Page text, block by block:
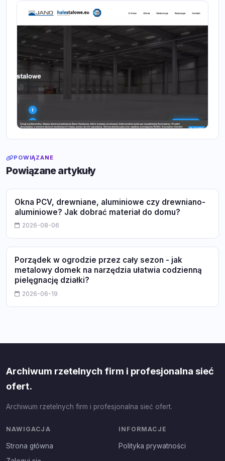
POWIĄZANE
Powiązane artykuły
Okna PCV, drewniane, aluminiowe czy drewniano-
aluminiowe? Jak dobrać materiał do domu?
2026-08-06
Porządek w ogrodzie przez cały sezon - jak
metalowy domek na narzędzia ułatwia codzienną
pielęgnację działki?
2026-06-19
Archiwum rzetelnych firm i profesjonalna sieć
ofert.
Archiwum rzetelnych firm i profesjonalna sieć ofert.
NAWIGACJA
Strona główna
INFORMACJE
Polityka prywatności